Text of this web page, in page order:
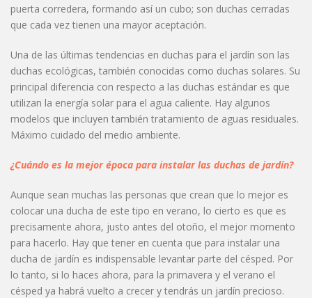
puerta corredera, formando así un cubo; son duchas cerradas
que cada vez tienen una mayor aceptación.
Una de las últimas tendencias en duchas para el jardín son las
duchas ecológicas, también conocidas como duchas solares. Su
principal diferencia con respecto a las duchas estándar es que
utilizan la energía solar para el agua caliente. Hay algunos
modelos que incluyen también tratamiento de aguas residuales.
Máximo cuidado del medio ambiente.
¿Cuándo es la mejor época para instalar las duchas de jardín?
Aunque sean muchas las personas que crean que lo mejor es
colocar una ducha de este tipo en verano, lo cierto es que es
precisamente ahora, justo antes del otoño, el mejor momento
para hacerlo. Hay que tener en cuenta que para instalar una
ducha de jardín es indispensable levantar parte del césped. Por
lo tanto, si lo haces ahora, para la primavera y el verano el
césped ya habrá vuelto a crecer y tendrás un jardín precioso.